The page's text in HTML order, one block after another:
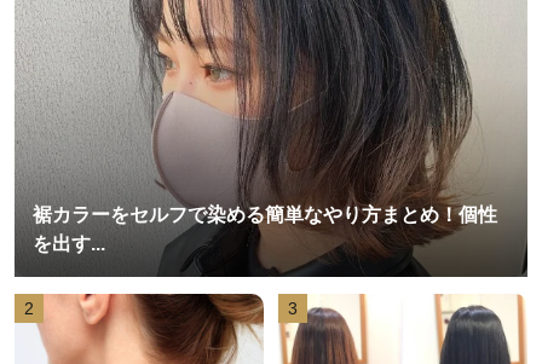
裾カラーをセルフで染める簡単なやり方まとめ！個性
を出す...
2 3